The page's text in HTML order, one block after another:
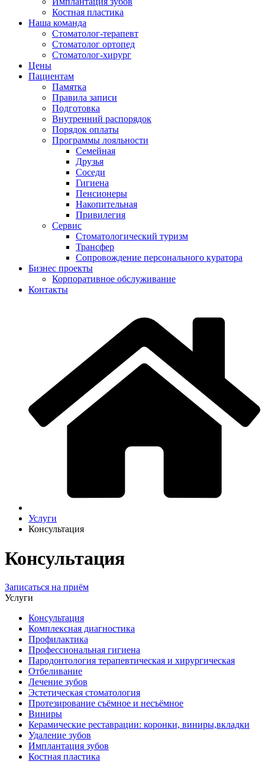
Костная пластика
Наша команда
Стоматолог-терапевт
Cтоматолог ортопед
Cтоматолог-хирург
Цены
Пациентам
Памятка
Правила записи
Подготовка
Внутренний распорядок
Порядок оплаты
Программы лояльности
Семейная
Друзья
Соседи
Гигиена
Пенсионеры
Накопительная
Привилегия
Cервис
Стоматологический туризм
Трансфер
Сопровождение персонального куратора
Бизнес проекты
Корпоративное обслуживание
Контакты
Услуги
Консультация
Консультация
Записаться на приём
Услуги
Консультация
Комплексная диагностика
Профилактика
Профессиональная гигиена
Пародонтология терапевтическая и хирургическая
Отбеливание
Лечение зубов
Эстетическая стоматология
Протезирование съёмное и несъёмное
Виниры
Керамические реставрации: коронки, виниры,вкладки
Удаление зубов
Имплантация зубов
Костная пластика